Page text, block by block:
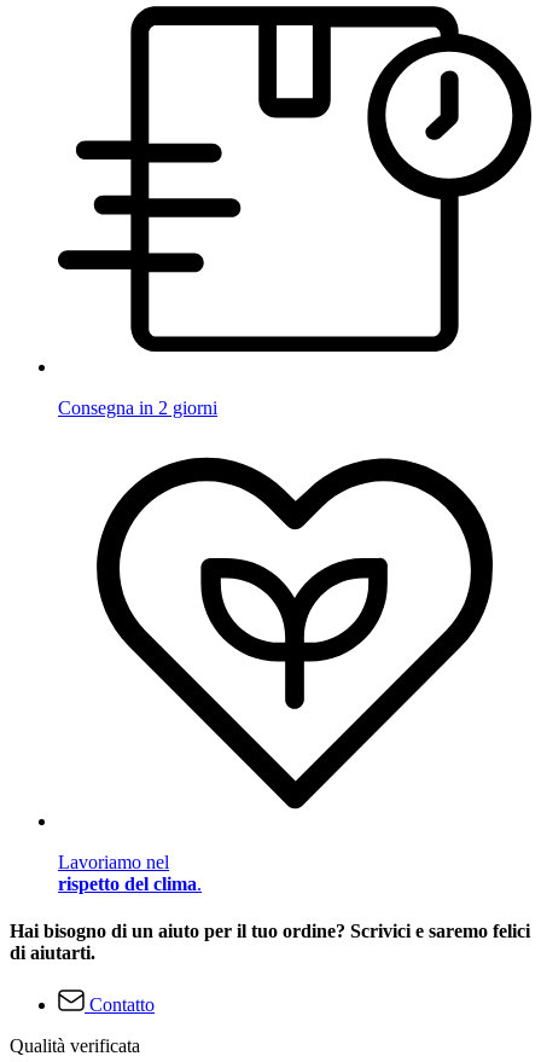
Consegna in 2 giorni
Lavoriamo nel
rispetto del clima.
Hai bisogno di un aiuto per il tuo ordine? Scrivici e saremo felici
di aiutarti.
Contatto
Qualità verificata